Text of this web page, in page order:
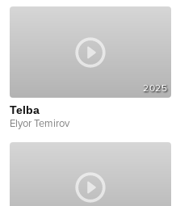
2025
Telba
Elyor Temirov